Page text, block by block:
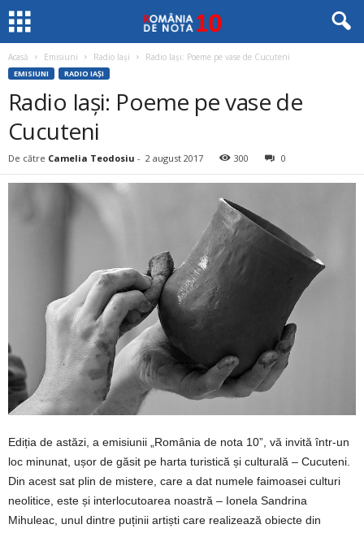
Acasă Emisiuni Radio Iași Radio Iași: Poeme pe vase de Cucuteni
EMISIUNI RADIO IAȘI
Radio Iași: Poeme pe vase de
Cucuteni
De către Camelia Teodosiu - 2 august 2017 300 0
Ediția de astăzi, a emisiunii „România de nota 10”, vă invită într-un
loc minunat, ușor de găsit pe harta turistică și culturală – Cucuteni.
Din acest sat plin de mistere, care a dat numele faimoasei culturi
neolitice, este și interlocutoarea noastră – Ionela Sandrina
Mihuleac, unul dintre puținii artiști care realizează obiecte din